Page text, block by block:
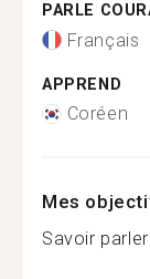
PARLE
Français
APPREND
Coréen
Mes
Savoir